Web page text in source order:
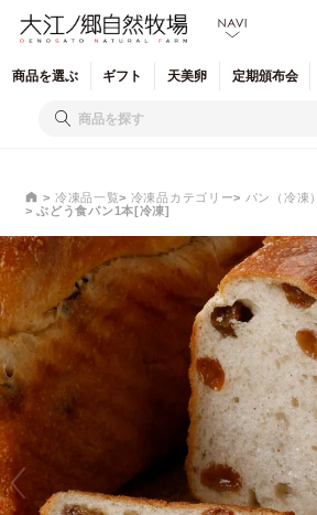
商品を選ぶ ギフト 天美卵 定期頒布会
冷凍品一覧 冷凍品カテゴリー パン（冷凍）
ぶどう食パン1本[冷凍]